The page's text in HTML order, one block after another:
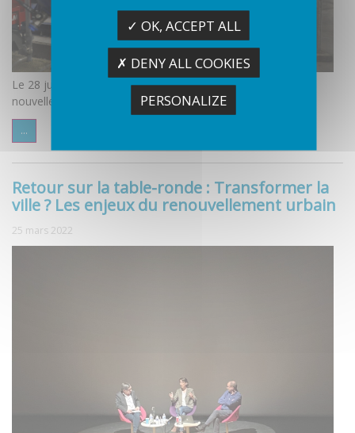
Le 28 juin dernier, la Fabrique des savoirs a proposé une
nouvelle discussion en ligne, sur le thème de la géothermie.
...
Retour sur la table-ronde : Transformer la
ville ? Les enjeux du renouvellement urbain
25 mars 2022
✓ OK, ACCEPT ALL
✗ DENY ALL COOKIES
PERSONALIZE